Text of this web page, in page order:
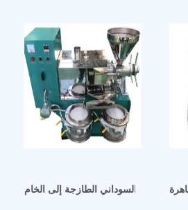
الفول السوداني الطازجة إلى الخام